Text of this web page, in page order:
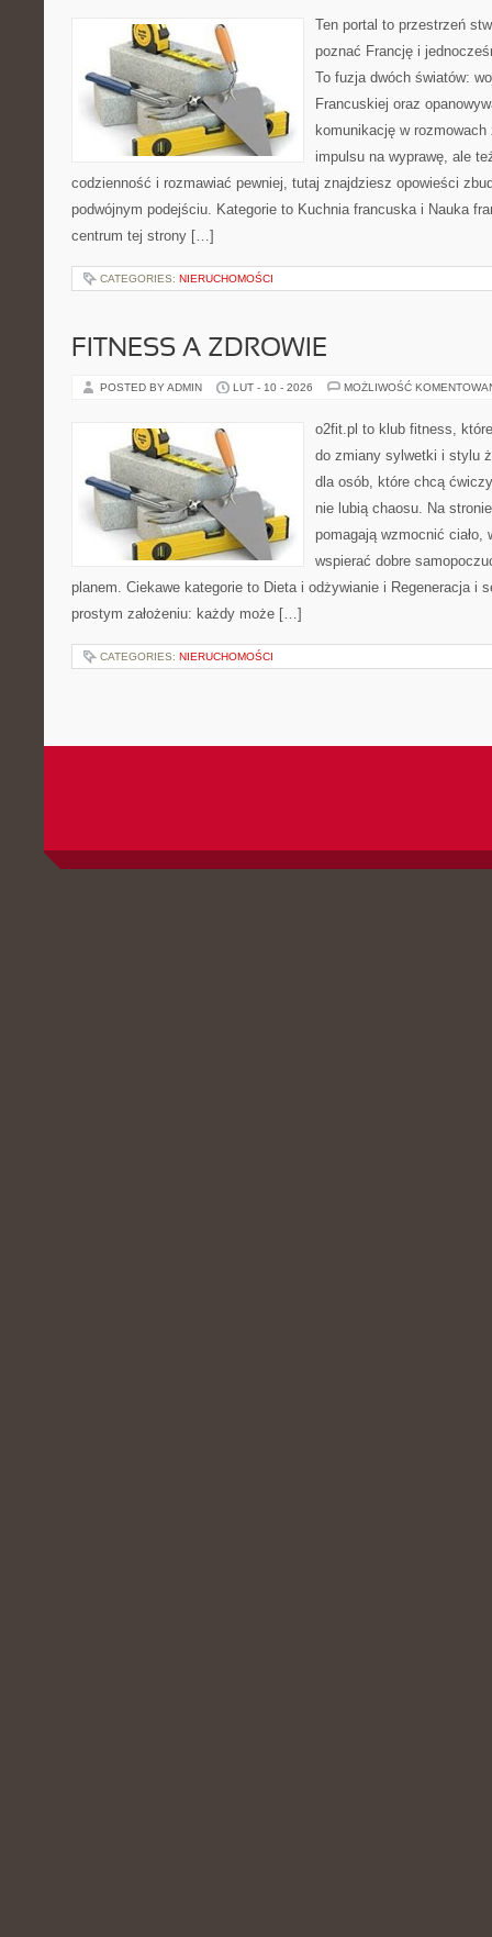
Ten portal to przestrzeń
poznać Francję i
To fuzja dwóch światów:
Francuskiej oraz
komunikację w
impulsu na wyprawę, ale
codzienność i rozmawiać pewniej, tutaj znajdziesz opowieści
podwójnym podejściu. Kategorie to Kuchnia francuska i Nauka
centrum tej strony […]
CATEGORIES: NIERUCHOMOŚCI
FITNESS A ZDROWIE
POSTED BY ADMIN LUT - 10 - 2026 MOŻLIWOŚĆ
o2fit.pl to klub fitness,
do zmiany sylwetki i stylu
dla osób, które chcą
nie lubią chaosu. Na
pomagają wzmocnić
wspierać dobre
planem. Ciekawe kategorie to Dieta i odżywianie i Regeneracja i
prostym założeniu: każdy może […]
CATEGORIES: NIERUCHOMOŚCI